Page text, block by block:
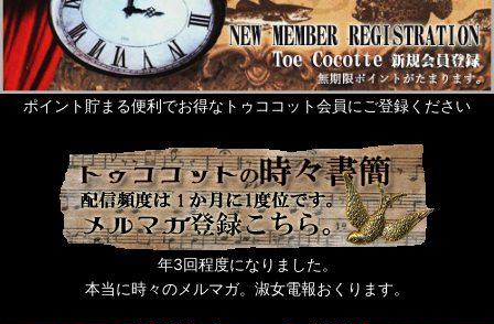
ポイント貯まる便利でお得なトゥココット会員にご登録ください
年3回程度になりました。
本当に時々のメルマガ。淑女電報おくります。